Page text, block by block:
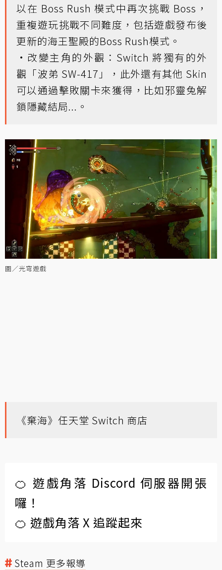
以在 Boss Rush 模式中再次挑戰 Boss，
重複遊玩挑戰不同難度，包括遊戲發布後
更新的海王聖殿的Boss Rush模式。
·改變主角的外觀：Switch 將獨有的外
觀「波弟 SW-417」，此外還有其他 Skin
可以通過擊敗關卡來獲得，比如邪靈兔解
鎖隱藏結局...。
圖／光穹遊戲
《棄海》任天堂 Switch 商店
🍊 遊戲角落 Discord 伺服器開張
囉！
🍊 遊戲角落 X 追蹤起來
Steam 更多報導